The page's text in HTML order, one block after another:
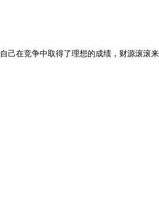
己在竞争中取得了理想的成绩，财源滚滚